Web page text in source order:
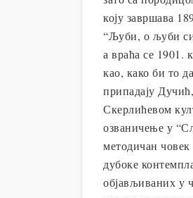
коју завршава
“Љуби, о љуби
а враћа се 1901.
као, како би то
припадају
Скерлићевом
озваничење у
методичан
дубоке
објављиваних у